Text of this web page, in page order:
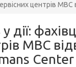
центрів
дії:
МВС
Center